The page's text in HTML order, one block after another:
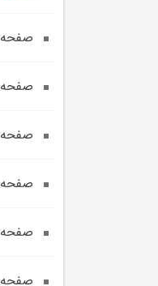
صفحه 7
صفحه 8
صفحه 9
صفحه 10
صفحه 11
صفحه 12